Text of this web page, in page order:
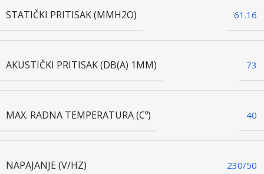
STATIČKI PRITISAK (MMH2O) 61.16
AKUSTIČKI PRITISAK (DB(A) 1MM) 73
MAX. RADNA TEMPERATURA (Cº) 40
NAPAJANJE (V/HZ) 230/50